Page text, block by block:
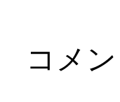
コメン